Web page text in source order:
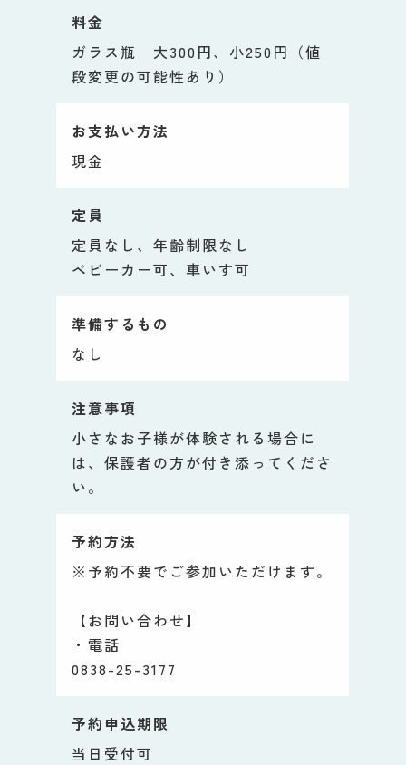
料金
ガラス瓶 大300円、小250円（値
段変更の可能性あり）
お支払い方法
現金
定員
定員なし、年齢制限なし
ベビーカー可、車いす可
準備するもの
なし
注意事項
小さなお子様が体験される場合に
は、保護者の方が付き添ってくださ
い。
予約方法
※予約不要でご参加いただけます。
【お問い合わせ】
・電話
0838-25-3177
予約申込期限
当日受付可